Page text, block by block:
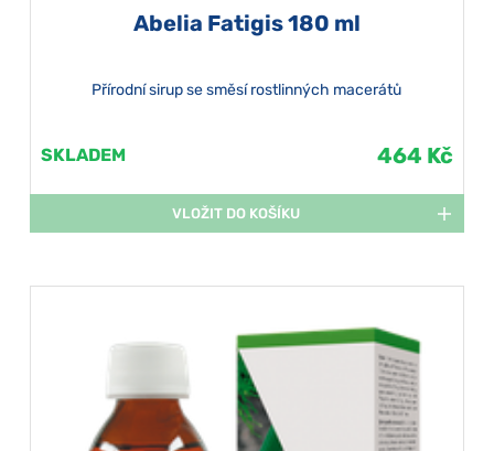
Abelia Fatigis 180 ml
Přírodní sirup se směsí rostlinných macerátů
SKLADEM 464 Kč
VLOŽIT DO KOŠÍKU